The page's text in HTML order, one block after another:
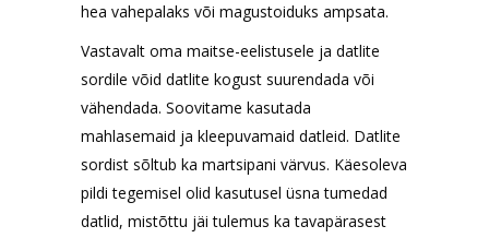
hea vahepalaks või magustoiduks ampsata.
Vastavalt oma maitse-eelistusele ja datlite
sordile võid datlite kogust suurendada või
vähendada. Soovitame kasutada
mahlasemaid ja kleepuvamaid datleid. Datlite
sordist sõltub ka martsipani värvus. Käesoleva
pildi tegemisel olid kasutusel üsna tumedad
datlid, mistõttu jäi tulemus ka tavapärasest